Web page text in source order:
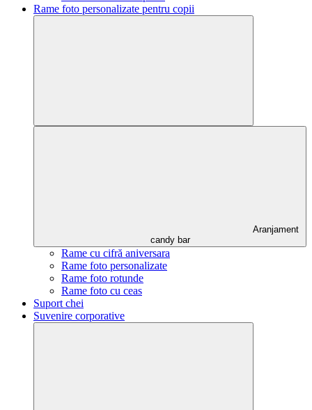
Rame foto personalizate pentru copii
Aranjament
candy bar
Rame cu cifră aniversara
Rame foto personalizate
Rame foto rotunde
Rame foto cu ceas
Suport chei
Suvenire corporative